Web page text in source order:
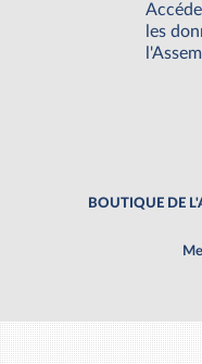
les
BOUTIQUE DE